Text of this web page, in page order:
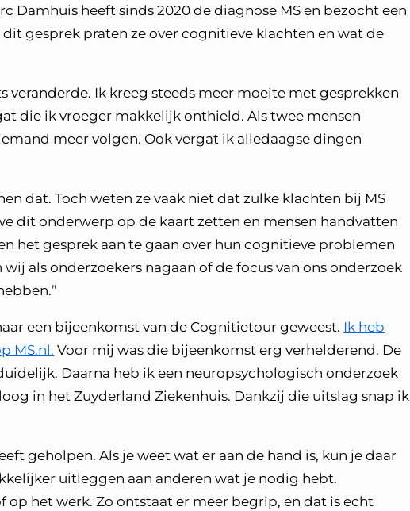
Damhuis heeft sinds 2020 de diagnose MS en bezocht een
gesprek praten ze over cognitieve klachten en wat de
veranderde. Ik kreeg steeds meer moeite met gesprekken
die ik vroeger makkelijk onthield. Als twee mensen
meer volgen. Ook vergat ik alledaagse dingen
dat. Toch weten ze vaak niet dat zulke klachten bij MS
dit onderwerp op de kaart zetten en mensen handvatten
het gesprek aan te gaan over hun cognitieve problemen
als onderzoekers nagaan of de focus van ons onderzoek
een bijeenkomst van de Cognitietour geweest. Ik heb
MS.nl. Voor mij was die bijeenkomst erg verhelderend. De
Daarna heb ik een neuropsychologisch onderzoek
in het Zuyderland Ziekenhuis. Dankzij die uitslag snap ik
geholpen. Als je weet wat er aan de hand is, kun je daar
uitleggen aan anderen wat je nodig hebt.
op het werk. Zo ontstaat er meer begrip, en dat is echt